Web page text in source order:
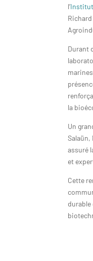
l’Institut
Durant
la
Un
assuré
et
Cette
durable